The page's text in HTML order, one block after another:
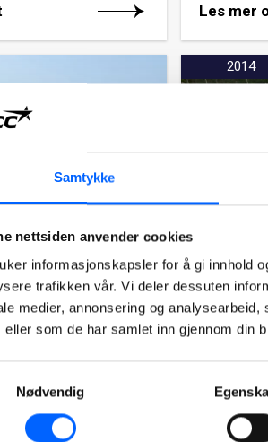
Samtykke
nettsiden anvender cookies
informasjonskapsler for å gi innhold
trafikken vår. Vi deler dessuten
medier, annonsering og
eller som de har samlet inn gjennom din
Nødvendig
Les mer
et botilbud for
Bygget er
og har egen
2014
Fv 456
NCC fikk i
Les mer